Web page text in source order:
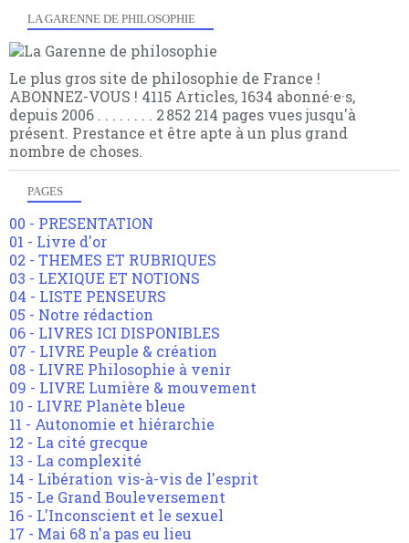
LA GARENNE DE PHILOSOPHIE
Le plus gros site de philosophie de France !
ABONNEZ-VOUS ! 4115 Articles, 1634 abonné·e·s,
depuis 2006 . . . . . . . . 2 852 214 pages vues jusqu'à
présent. Prestance et être apte à un plus grand
nombre de choses.
PAGES
00 - PRESENTATION
01 - Livre d'or
02 - THEMES ET RUBRIQUES
03 - LEXIQUE ET NOTIONS
04 - LISTE PENSEURS
05 - Notre rédaction
06 - LIVRES ICI DISPONIBLES
07 - LIVRE Peuple & création
08 - LIVRE Philosophie à venir
09 - LIVRE Lumière & mouvement
10 - LIVRE Planète bleue
11 - Autonomie et hiérarchie
12 - La cité grecque
13 - La complexité
14 - Libération vis-à-vis de l'esprit
15 - Le Grand Bouleversement
16 - L'Inconscient et le sexuel
17 - Mai 68 n'a pas eu lieu